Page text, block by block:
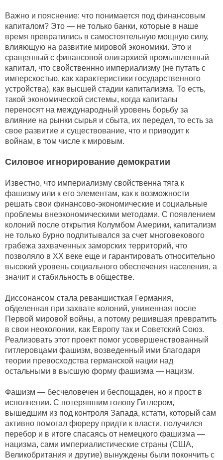
Важно и пояснение: что понимается под финансовым
капиталом? Это — не только банки, которые в наше
время превратились в самостоятельную мощную силу,
влияющую на развитие мировой экономики. Это и
сращенный с финансовой олигархией промышленный
капитал, что свойственнно империализму (не путать с
имперскостью, как характеристики государственного
устройства), как высшей стадии капитализма. То есть,
такой экономической системы, когда капиталы
переносят на международный уровень борьбу за
влияние на рынки сырья и сбыта, их передел, то есть за
свое развитие и существование, что и приводит к
войнам, в том числе к мировым.
Силовое игнорирование демократии
Известно, что империализму свойственна тяга к
фашизму или к его элементам, как к возможности
решать свои финансово-экономические и социальные
проблемы внеэкономическими методами. С появлением
колоний после открытия Колумбом Америки, капитализм
не только бурно подпитывался за счет многовекового
грабежа захваченных заморских территорий, что
позволяло в ХХ веке еще и гарантировать относительно
высокий уровень социального обеспечения населения, а
значит и стабильность в обществе.
Диссонансом стала реваншисткая Германия,
обделенная при захвате колоний, униженная после
Первой мировой войны, а потому решившая превратить
в свои неоколонии, как Европу так и Советский Союз.
Реализовать этот проект помог усовершенствованный
гитлеровцами фашизм, возведенный ими благодаря
теории превосходства германской нации над
остальными в высшую форму фашизма — нацизм.
Фашизм — бесчеловечен и беспощаден, но и прост в
исполнении. С потерявшим голову Гитлером,
вышедшим из под контроля Запада, кстати, который сам
активно помогал фюреру придти к власти, получился
перебор и в итоге спасаясь от немецкого фашизма —
нацизма, сами империалистические страны (США,
Великобритания и другие) вынуждены были покончить с